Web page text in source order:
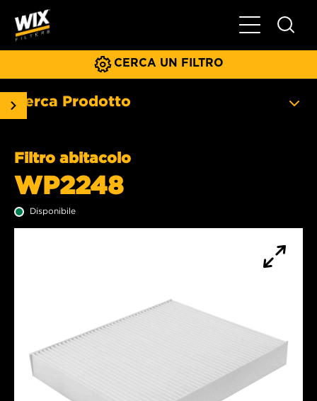
Menu
CERCA UN FILTRO
Cerca Prodotto
Filtro abitacolo
WP2248
Disponibile